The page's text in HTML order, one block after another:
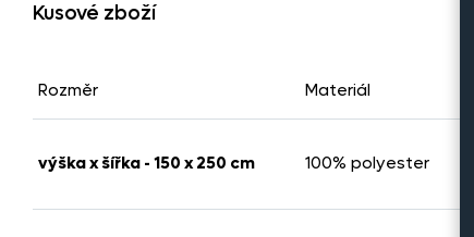
Kusové zboží
Rozměr Materiál
výška x šířka - 150 x 250 cm 100% polyester